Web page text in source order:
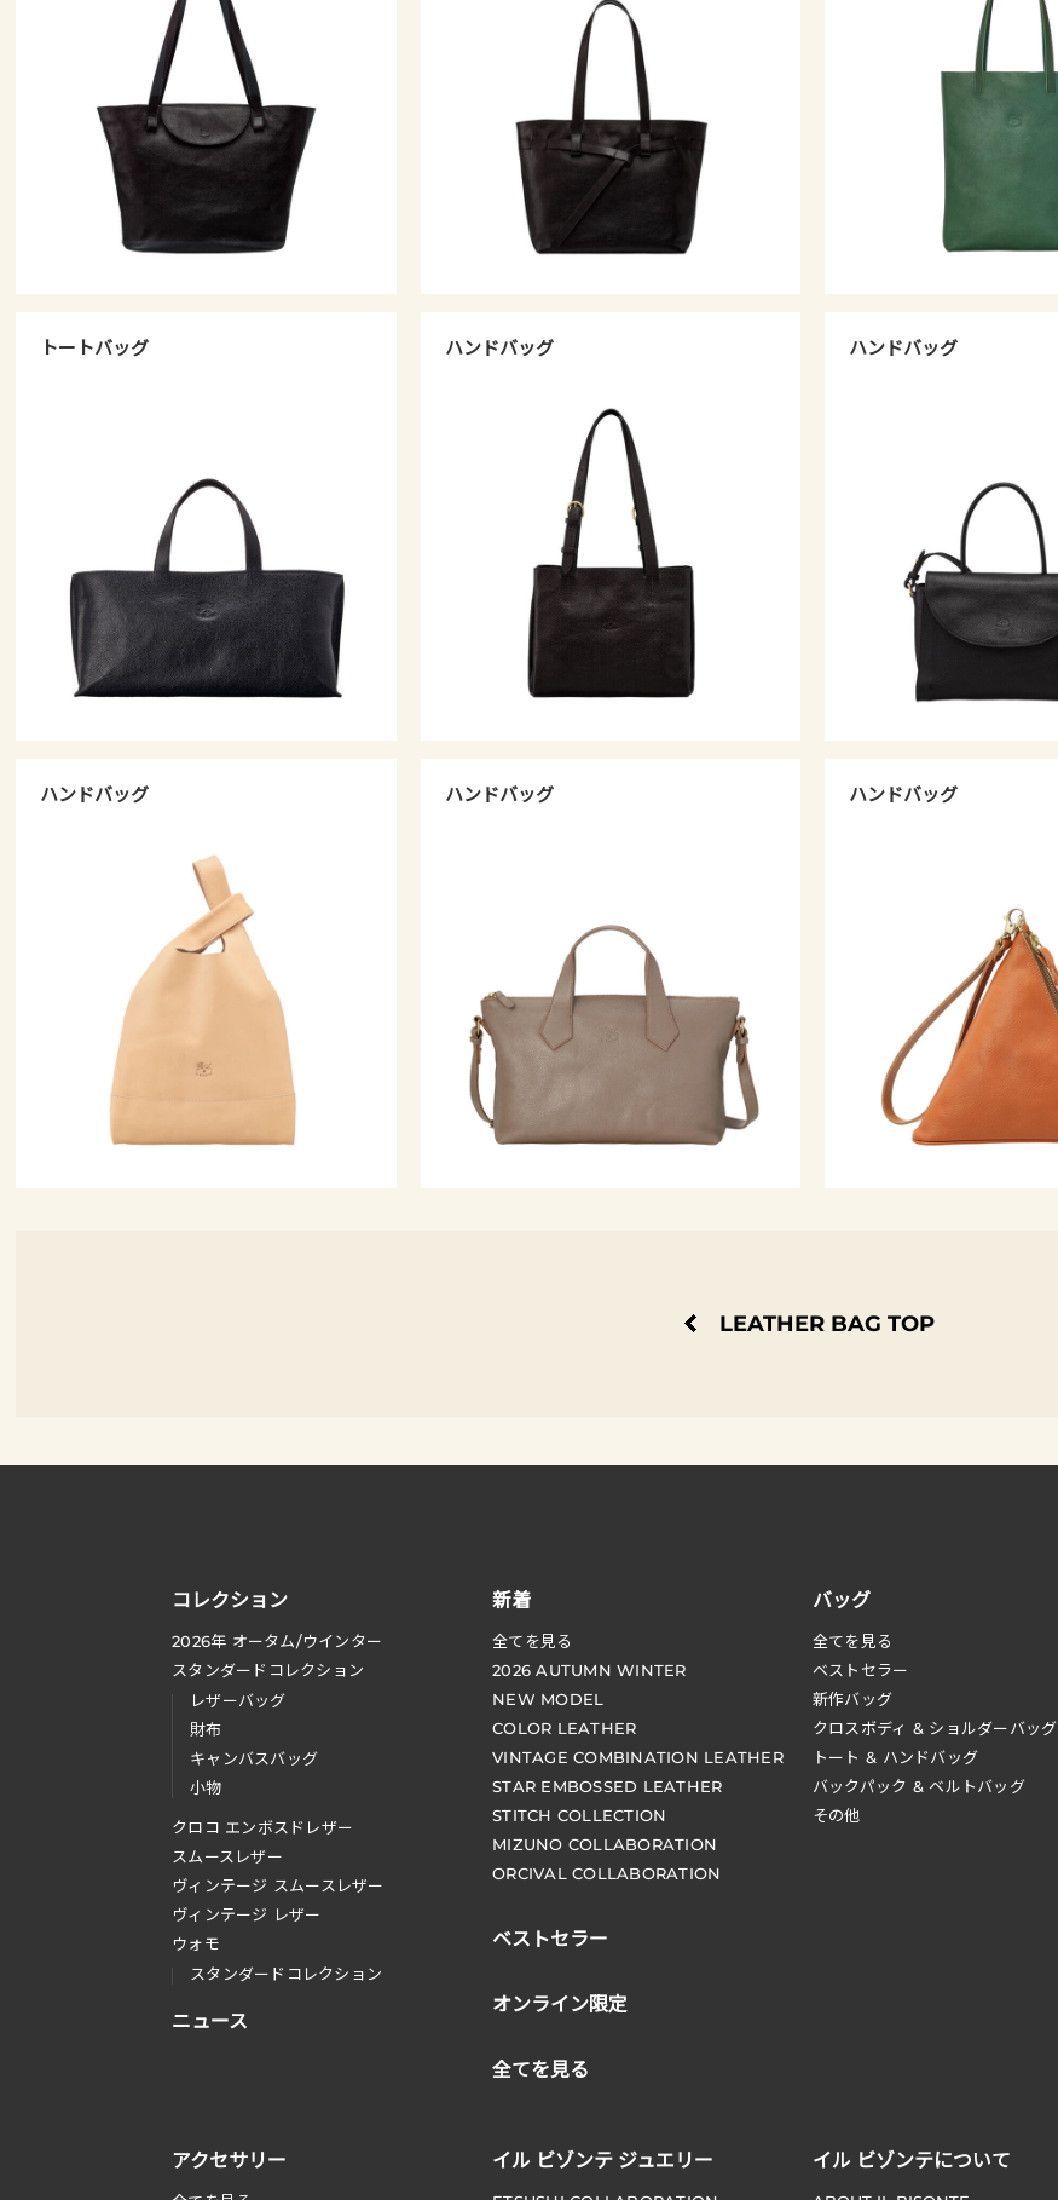
トートバッグ ハンドバッグ ハンドバッグ
ハンドバッグ ハンドバッグ ハンドバッグ
LEATHER BAG TOP
コレクション
2026年 オータム/ウインター
スタンダードコレクション
レザーバッグ
財布
キャンバスバッグ
小物
クロコ エンボスドレザー
スムースレザー
ヴィンテージ スムースレザー
ヴィンテージ レザー
ウォモ
スタンダードコレクション
ニュース
新着
全てを見る
2026 AUTUMN WINTER
NEW MODEL
COLOR LEATHER
VINTAGE COMBINATION LEATHER
STAR EMBOSSED LEATHER
STITCH COLLECTION
MIZUNO COLLABORATION
ORCIVAL COLLABORATION
ベストセラー
オンライン限定
全てを見る
バッグ
全てを見る
ベストセラー
新作バッグ
クロスボディ & ショルダーバッグ
トート & ハンドバッグ
バックパック & ベルトバッグ
その他
アクセサリー イル ビゾンテ ジュエリー イル ビゾンテについて